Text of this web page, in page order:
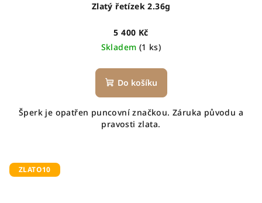
Zlatý řetízek 2.36g
5 400 Kč
Skladem (1 ks)
Do košíku
Šperk je opatřen puncovní značkou. Záruka původu a
pravosti zlata.
ZLATO10